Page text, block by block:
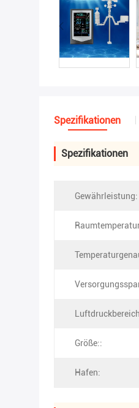
Spezifikationen
Spezifikationen
Gewährleistung:
Größe::
Hafen: